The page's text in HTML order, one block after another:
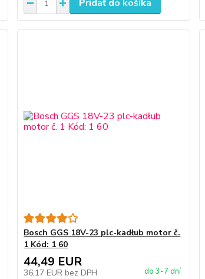
Pridať do košíka
Bosch GGS 18V-23 plc-kadłub motor č.
1 Kód: 1 60
44,49 EUR
36,17 EUR bez DPH do 3-7 dní